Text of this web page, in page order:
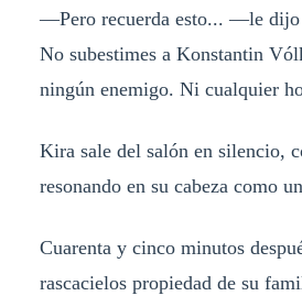
—Pero recuerda esto... —le
No subestimes a Konstantin
ningún enemigo. Ni cualquier
Kira sale del salón en silencio,
resonando en su cabeza como
Cuarenta y cinco minutos
rascacielos propiedad de su